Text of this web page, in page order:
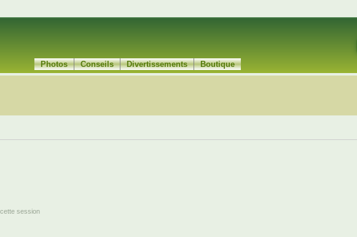
Photos Conseils Divertissements Boutique
session